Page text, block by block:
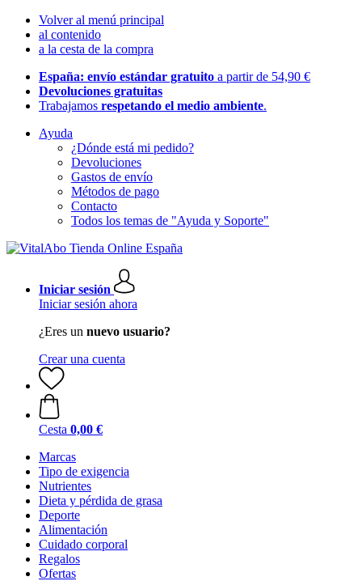
Volver al menú principal
al contenido
a la cesta de la compra
España: envío estándar gratuito a partir de 54,90 €
Devoluciones gratuitas
Trabajamos respetando el medio ambiente.
Ayuda
¿Dónde está mi pedido?
Devoluciones
Gastos de envío
Métodos de pago
Contacto
Todos los temas de "Ayuda y Soporte"
Iniciar sesión
Iniciar sesión ahora
¿Eres un nuevo usuario?
Crear una cuenta
Cesta 0,00 €
Marcas
Tipo de exigencia
Nutrientes
Dieta y pérdida de grasa
Deporte
Alimentación
Cuidado corporal
Regalos
Ofertas